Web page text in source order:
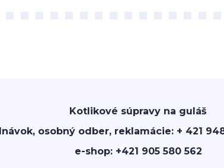
Kotlikové súpravy na guláš
osobný odber, reklamácie: + 421
e-shop: +421 905 580 562